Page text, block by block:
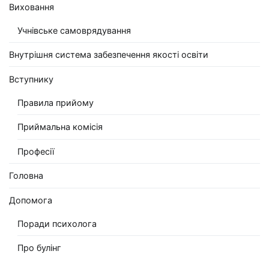
Виховання
Учнівське самоврядування
Внутрішня система забезпечення якості освіти
Вступнику
Правила прийому
Приймальна комісія
Професії
Головна
Допомога
Поради психолога
Про булінг